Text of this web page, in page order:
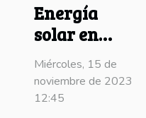
Energía
solar en
gadgets
urbanos
Miércoles, 15 de
noviembre de 2023
12:45